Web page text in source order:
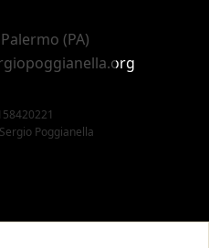
(PA)
Poggianella